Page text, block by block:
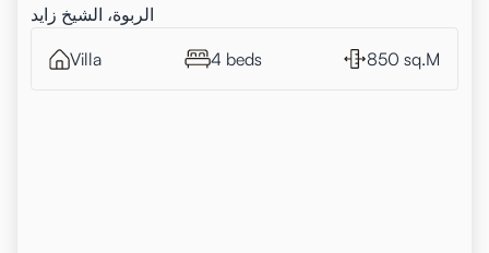
الربوة، الشيخ زايد
Villa 4 beds 850 sq.M